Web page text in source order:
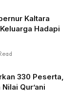
Kaltara
Hadapi
330 Peserta,
Qur’ani